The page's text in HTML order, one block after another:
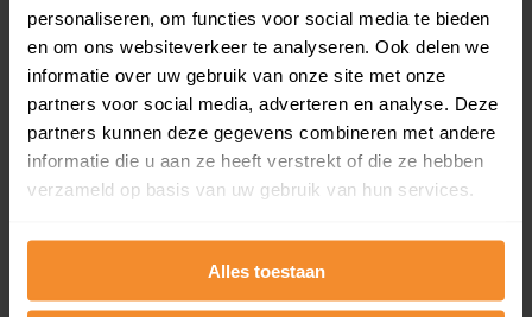
personaliseren, om functies voor social media te bieden
en om ons websiteverkeer te analyseren. Ook delen we
informatie over uw gebruik van onze site met onze
partners voor social media, adverteren en analyse. Deze
partners kunnen deze gegevens combineren met andere
informatie die u aan ze heeft verstrekt of die ze hebben
verzameld op basis van uw gebruik van hun services.
Alles toestaan
Bouwjaar
T/m 1945
36%